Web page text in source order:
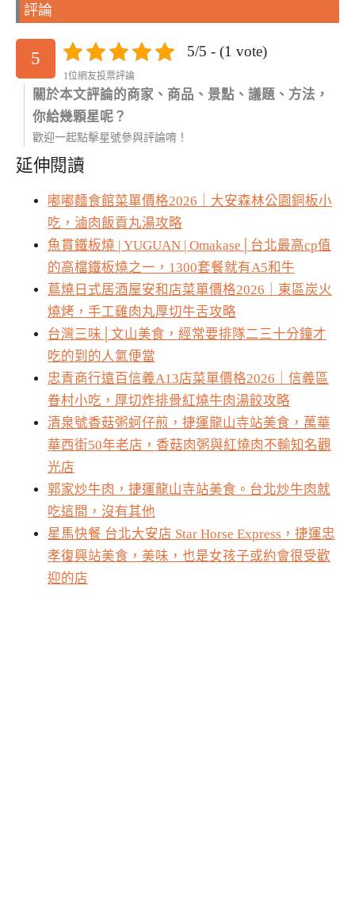
評論
5 5/5 - (1 vote)
1位網友投票評論
關於本文評論的商家、商品、景點、議題、方法，
你給幾顆星呢？
歡迎一起點擊星號參與評論唷！
延伸閱讀
嘟嘟麵食館菜單價格2026｜大安森林公園銅板小
吃，滷肉飯貢丸湯攻略
魚貫鐵板燒 | YUGUAN | Omakase│台北最高cp值
的高檔鐵板燒之一，1300套餐就有A5和牛
蔦燒日式居酒屋安和店菜單價格2026｜東區炭火
燒烤，手工雞肉丸厚切牛舌攻略
台灣三味│文山美食，經常要排隊二三十分鐘才
吃的到的人氣便當
忠青商行遠百信義A13店菜單價格2026｜信義區
眷村小吃，厚切炸排骨紅燒牛肉湯餃攻略
清泉號香菇粥蚵仔煎，捷運龍山寺站美食，萬華
華西街50年老店，香菇肉粥與紅燒肉不輸知名觀
光店
郭家炒牛肉，捷運龍山寺站美食。台北炒牛肉就
吃這間，沒有其他
星馬快餐 台北大安店 Star Horse Express，捷運忠
孝復興站美食，美味，也是女孩子或約會很受歡
迎的店